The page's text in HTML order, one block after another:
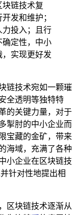
链技术复
发和维护；
力投入；且行
确定性，中小
实现更好发
链技术宛如一颗璀
全透明等独特特
的关键力量，对于
掣肘的中小企业而
宝藏的金矿，带来
海域，充满了各种
小企业在区块链技
针对性地提出相
区块链技术逐渐从